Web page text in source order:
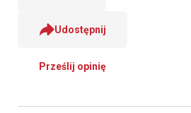
Udostępnij
Prześlij opinię